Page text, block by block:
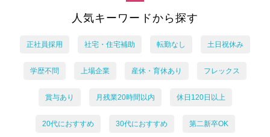
人気キーワードから探す
正社員採用 社宅・住宅補助 転勤なし 土日祝休み
学歴不問 上場企業 産休・育休あり フレックス
賞与あり 月残業20時間以内 休日120日以上
20代におすすめ 30代におすすめ 第二新卒OK